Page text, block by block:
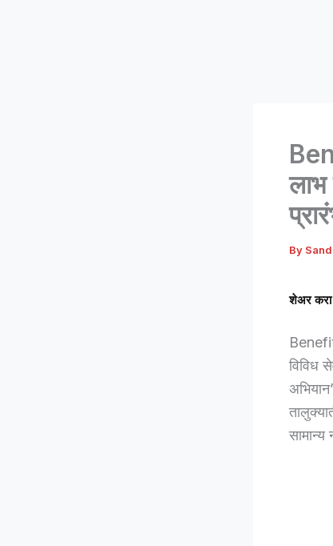
लाभ
By
शेअर करा
विविध